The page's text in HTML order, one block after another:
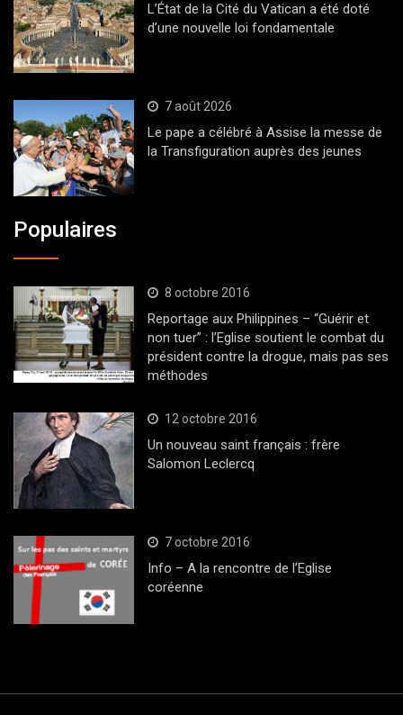
L’État de la Cité du Vatican a été doté
d’une nouvelle loi fondamentale
7 août 2026
Le pape a célébré à Assise la messe de
la Transfiguration auprès des jeunes
Populaires
8 octobre 2016
Reportage aux Philippines – “Guérir et
non tuer” : l’Eglise soutient le combat du
président contre la drogue, mais pas ses
méthodes
12 octobre 2016
Un nouveau saint français : frère
Salomon Leclercq
7 octobre 2016
Info – A la rencontre de l’Eglise
coréenne